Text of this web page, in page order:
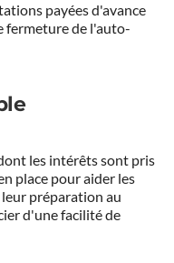
payées d'avance
fermeture de l'auto-
les intérêts sont pris
place pour aider les
leur préparation au
d'une facilité de